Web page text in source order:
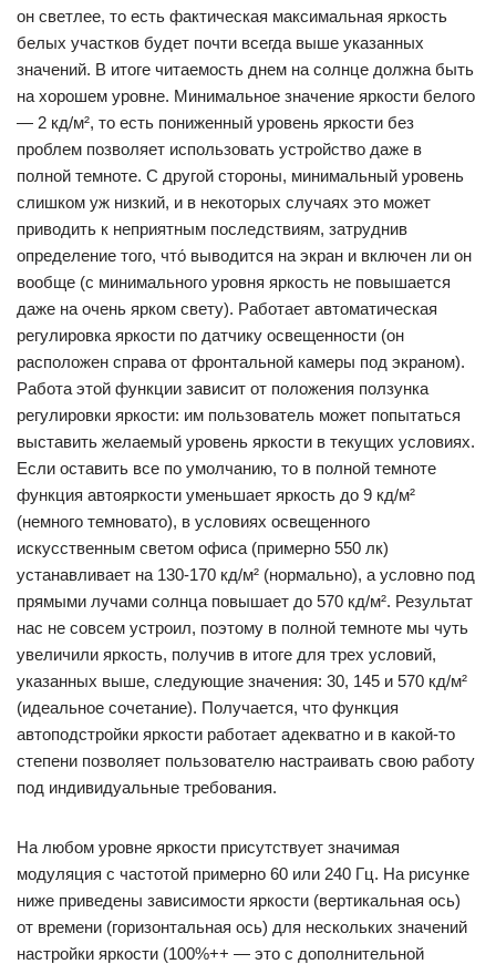
он светлее, то есть фактическая максимальная яркость
белых участков будет почти всегда выше указанных
значений. В итоге читаемость днем на солнце должна быть
на хорошем уровне. Минимальное значение яркости белого
— 2 кд/м², то есть пониженный уровень яркости без
проблем позволяет использовать устройство даже в
полной темноте. С другой стороны, минимальный уровень
слишком уж низкий, и в некоторых случаях это может
приводить к неприятным последствиям, затруднив
определение того, что́ выводится на экран и включен ли он
вообще (с минимального уровня яркость не повышается
даже на очень ярком свету). Работает автоматическая
регулировка яркости по датчику освещенности (он
расположен справа от фронтальной камеры под экраном).
Работа этой функции зависит от положения ползунка
регулировки яркости: им пользователь может попытаться
выставить желаемый уровень яркости в текущих условиях.
Если оставить все по умолчанию, то в полной темноте
функция автояркости уменьшает яркость до 9 кд/м²
(немного темновато), в условиях освещенного
искусственным светом офиса (примерно 550 лк)
устанавливает на 130-170 кд/м² (нормально), а условно под
прямыми лучами солнца повышает до 570 кд/м². Результат
нас не совсем устроил, поэтому в полной темноте мы чуть
увеличили яркость, получив в итоге для трех условий,
указанных выше, следующие значения: 30, 145 и 570 кд/м²
(идеальное сочетание). Получается, что функция
автоподстройки яркости работает адекватно и в какой-то
степени позволяет пользователю настраивать свою работу
под индивидуальные требования.
На любом уровне яркости присутствует значимая
модуляция с частотой примерно 60 или 240 Гц. На рисунке
ниже приведены зависимости яркости (вертикальная ось)
от времени (горизонтальная ось) для нескольких значений
настройки яркости (100%++ — это с дополнительной